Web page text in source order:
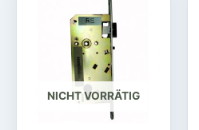
NICHT VORRÄTIG